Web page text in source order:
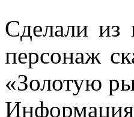
Сделали из
персонаж
«Золотую
Информация